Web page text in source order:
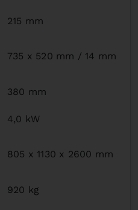
215 mm
735 x 520 mm / 14 mm
380 mm
4,0 kW
805 x 1130 x 2600 mm
920 kg